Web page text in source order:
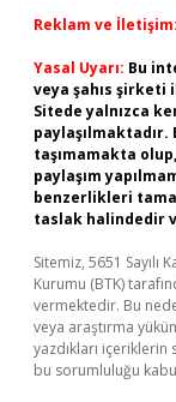
Reklam ve İletişim:
Yasal Uyarı: Bu
veya şahıs şirketi
Sitede yalnızca
taşımamakta
paylaşım
benzerlikleri
taslak halindedir
Sitemiz, 5651
Kurumu (BTK)
vermektedir. Bu
veya araştırma
yazdıkları
bu sorumluluğu